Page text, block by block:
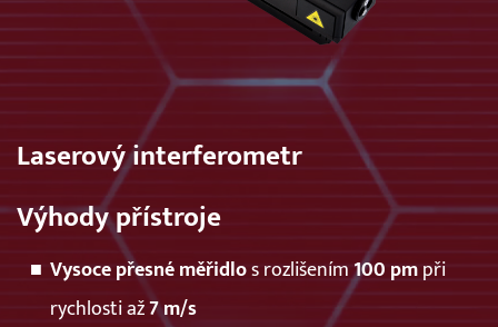
Laserový interferometr
Výhody přístroje
Vysoce přesné měřidlos rozlišením100 pmpři
rychlosti až7 m/s